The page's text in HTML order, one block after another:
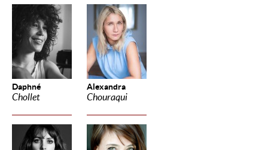
Daphné
Chollet
Alexandra
Chouraqui